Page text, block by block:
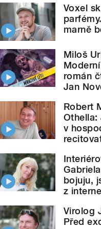
Voxel
marně
Miloš
román
Jan
Robert
v
bojuju,
z
Virolog
Před